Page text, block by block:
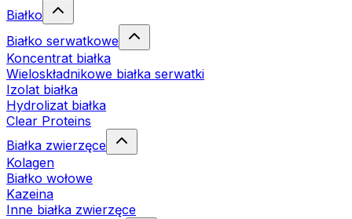
Białko
Białko serwatkowe
Koncentrat białka
Wieloskładnikowe białka serwatki
Izolat białka
Hydrolizat białka
Clear Proteins
Białka zwierzęce
Kolagen
Białko wołowe
Kazeina
Inne białka zwierzęce